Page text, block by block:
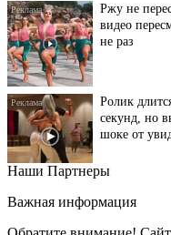
видео
не раз
секунд, но
шоке от
Ролик из
Наши Партнеры
Важная информация